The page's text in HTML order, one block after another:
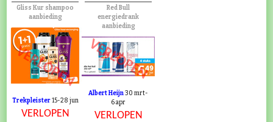
Gliss Kur shampoo
aanbieding
VERLOPEN
Trekpleister15-28 jun
VERLOPEN
Red Bull
energiedrank
aanbieding
VERLOPEN
Albert Heijn30 mrt-
6 apr
VERLOPEN